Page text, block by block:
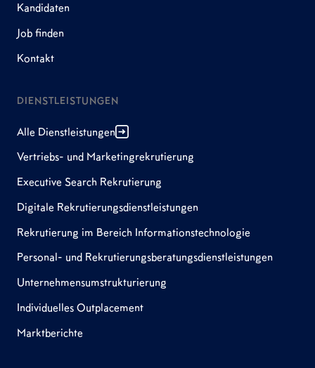
Kandidaten
Job finden
Kontakt
DIENSTLEISTUNGEN
Alle Dienstleistungen
Vertriebs- und Marketingrekrutierung
Executive Search Rekrutierung
Digitale Rekrutierungsdienstleistungen
Rekrutierung im Bereich Informationstechnologie
Personal- und Rekrutierungsberatungsdienstleistungen
Unternehmensumstrukturierung
Individuelles Outplacement
Marktberichte